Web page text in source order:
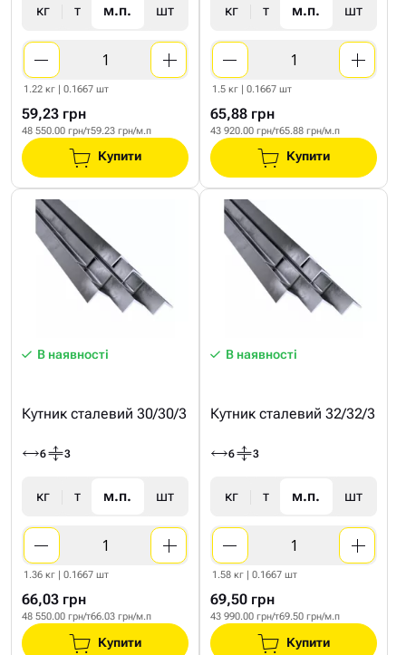
кг т м.п. шт
1.22 кг | 0.1667 шт
59,23 грн
48 550.00 грн/т59.23 грн/м.п
Купити
кг т м.п. шт
1.5 кг | 0.1667 шт
65,88 грн
43 920.00 грн/т65.88 грн/м.п
Купити
В наявності
Кутник сталевий 30/30/3
6 3
кг т м.п. шт
1.36 кг | 0.1667 шт
66,03 грн
48 550.00 грн/т66.03 грн/м.п
Купити
В наявності
Кутник сталевий 32/32/3
6 3
кг т м.п. шт
1.58 кг | 0.1667 шт
69,50 грн
43 990.00 грн/т69.50 грн/м.п
Купити